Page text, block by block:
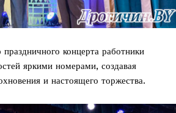
концерта работники
яркими номерами, создавая
и настоящего торжества.